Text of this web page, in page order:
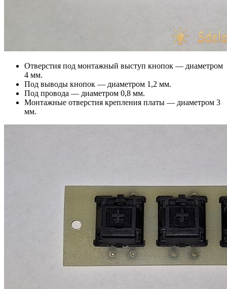
Отверстия под монтажный выступ кнопок — диаметром
4 мм.
Под выводы кнопок — диаметром 1,2 мм.
Под провода — диаметром 0,8 мм.
Монтажные отверстия крепления платы — диаметром 3
мм.